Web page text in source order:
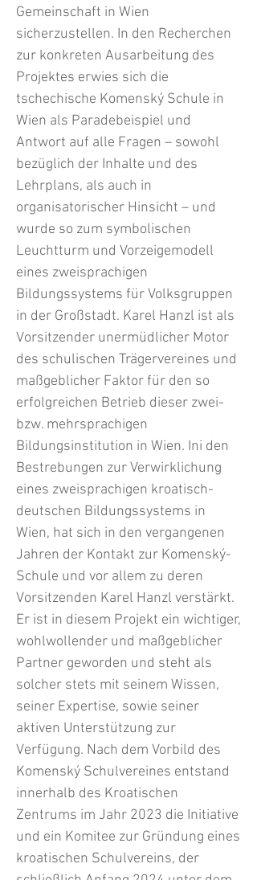
Gemeinschaft in Wien
sicherzustellen. In den Recherchen
zur konkreten Ausarbeitung des
Projektes erwies sich die
tschechische Komenský Schule in
Wien als Paradebeispiel und
Antwort auf alle Fragen – sowohl
bezüglich der Inhalte und des
Lehrplans, als auch in
organisatorischer Hinsicht – und
wurde so zum symbolischen
Leuchtturm und Vorzeigemodell
eines zweisprachigen
Bildungssystems für Volksgruppen
in der Großstadt. Karel Hanzl ist als
Vorsitzender unermüdlicher Motor
des schulischen Trägervereines und
maßgeblicher Faktor für den so
erfolgreichen Betrieb dieser zwei-
bzw. mehrsprachigen
Bildungsinstitution in Wien. Ini den
Bestrebungen zur Verwirklichung
eines zweisprachigen kroatisch-
deutschen Bildungssystems in
Wien, hat sich in den vergangenen
Jahren der Kontakt zur Komenský-
Schule und vor allem zu deren
Vorsitzenden Karel Hanzl verstärkt.
Er ist in diesem Projekt ein wichtiger,
wohlwollender und maßgeblicher
Partner geworden und steht als
solcher stets mit seinem Wissen,
seiner Expertise, sowie seiner
aktiven Unterstützung zur
Verfügung. Nach dem Vorbild des
Komenský Schulvereines entstand
innerhalb des Kroatischen
Zentrums im Jahr 2023 die Initiative
und ein Komitee zur Gründung eines
kroatischen Schulvereins, der